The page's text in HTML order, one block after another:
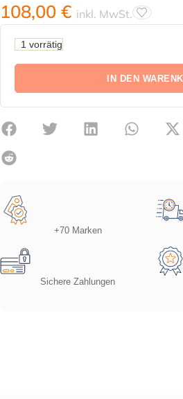
108,00 € inkl. MwSt.
1 vorrätig
IN DEN
+70 Marken
Sichere Zahlungen